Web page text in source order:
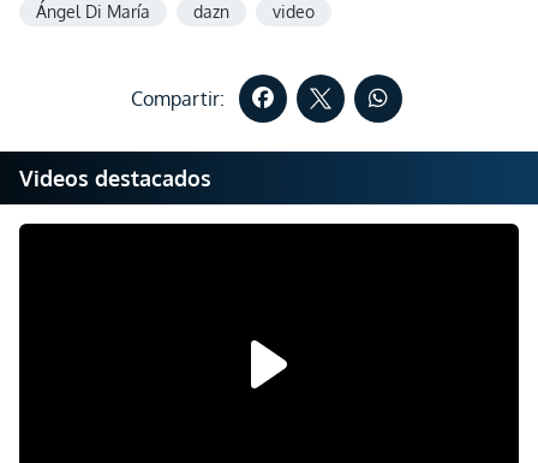
Ángel Di María dazn video
Compartir:
Videos destacados